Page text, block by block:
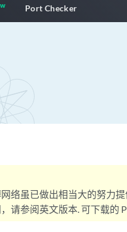
New application
Port Checker
络虽已做出相当大的努力
请参阅英文版本. 可下载的